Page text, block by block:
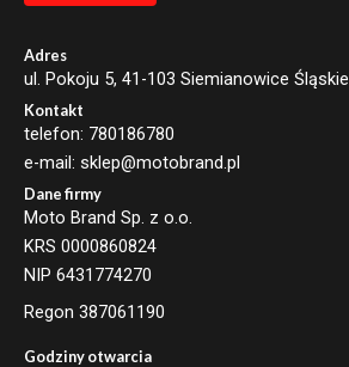
l
Adres
ul. Pokoju 5, 41-103 Siemianowice Śląskie
Kontakt
telefon: 780186780
e-mail: sklep@motobrand.pl
Dane firmy
Moto Brand Sp. z o.o.
KRS 0000860824
NIP 6431774270
Regon 387061190
Godziny otwarcia